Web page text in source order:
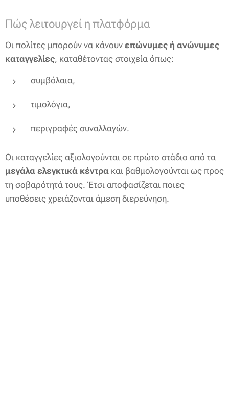
Πώς λειτουργεί η πλατφόρμα
Οι πολίτες μπορούν να κάνουν επώνυμες ή ανώνυμες
καταγγελίες, καταθέτοντας στοιχεία όπως:
συμβόλαια,
τιμολόγια,
περιγραφές συναλλαγών.
Οι καταγγελίες αξιολογούνται σε πρώτο στάδιο από τα
μεγάλα ελεγκτικά κέντρα και βαθμολογούνται ως προς
τη σοβαρότητά τους. Έτσι αποφασίζεται ποιες
υποθέσεις χρειάζονται άμεση διερεύνηση.